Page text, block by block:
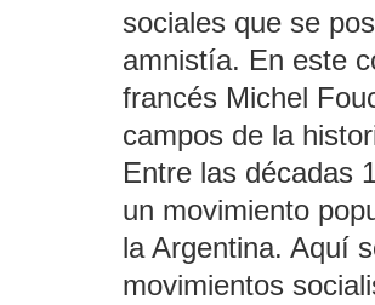
sociales que se
amnistía. En este
francés Michel
campos de la
Entre las décadas
un movimiento
la Argentina. Aquí
movimientos